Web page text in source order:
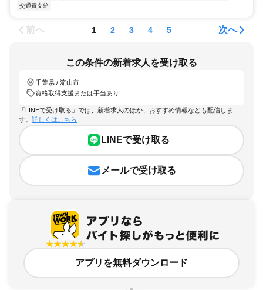
交通費支給
前へ 1 2 3 4 5 次へ
この条件の新着求人を受け取る
千葉県 / 流山市
資格取得支援または手当あり
「LINEで受け取る」では、新着求人のほか、おすすめ情報なども配信しま
す。 詳しくはこちら
LINEで受け取る
メールで受け取る
アプリを無料ダウンロード